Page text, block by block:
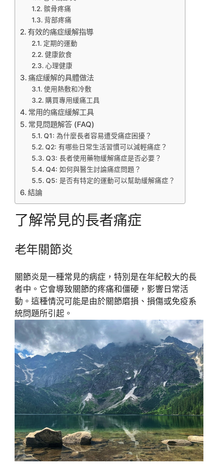
髌骨疼痛
背部疼痛
有效的痛症緩解指導
定期的運動
健康飲食
心理健康
痛症緩解的具體做法
使用熱敷和冷敷
購買專用緩痛工具
常用的痛症緩解工具
常見問題解答 (FAQ)
Q1: 為什麼長者容易遭受痛症困擾？
Q2: 有哪些日常生活習慣可以減輕痛症？
Q3: 長者使用藥物緩解痛症是否必要？
Q4: 如何與醫生討論痛症問題？
Q5: 是否有特定的運動可以幫助緩解痛症？
結論
了解常見的長者痛症
老年關節炎
關節炎是一種常見的病症，特別是在年紀較大的長
者中。它會導致關節的疼痛和僵硬，影響日常活
動。這種情況可能是由於關節磨損、損傷或免疫系
統問題所引起。